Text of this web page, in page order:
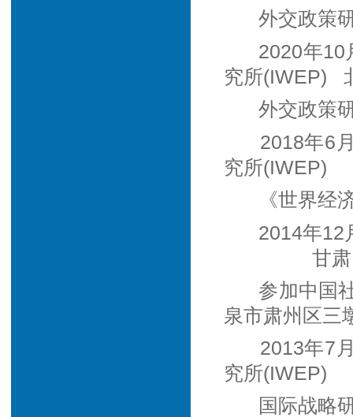
外交政策
2020年10
究所(IWEP)
外交政策
2018年6
究所(IWEP)
《世界经
甘肃
参加中国
泉市肃州区三
2013年7
究所(IWEP)
国际战略